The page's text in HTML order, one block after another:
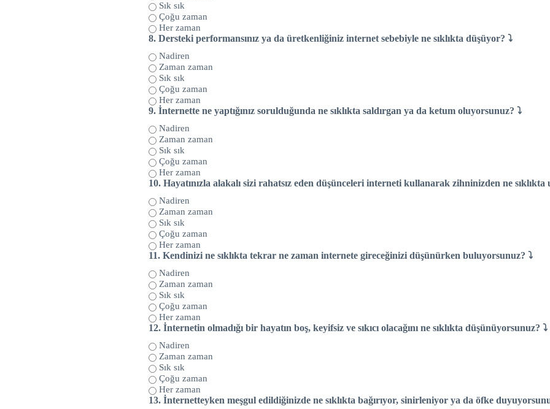
Sık sık
Çoğu zaman
Her zaman
8. Dersteki performansınız ya da üretkenliğiniz internet sebebiyle ne sıklıkta düşüyor? ⤵
Nadiren
Zaman zaman
Sık sık
Çoğu zaman
Her zaman
9. İnternette ne yaptığınız sorulduğunda ne sıklıkta saldırgan ya da ketum oluyorsunuz? ⤵
Nadiren
Zaman zaman
Sık sık
Çoğu zaman
Her zaman
10. Hayatınızla alakalı sizi rahatsız eden düşünceleri interneti kullanarak zihninizden ne sıklıkta
Nadiren
Zaman zaman
Sık sık
Çoğu zaman
Her zaman
11. Kendinizi ne sıklıkta tekrar ne zaman internete gireceğinizi düşünürken buluyorsunuz? ⤵
Nadiren
Zaman zaman
Sık sık
Çoğu zaman
Her zaman
12. İnternetin olmadığı bir hayatın boş, keyifsiz ve sıkıcı olacağını ne sıklıkta düşünüyorsunuz? ⤵
Nadiren
Zaman zaman
Sık sık
Çoğu zaman
Her zaman
13. İnternetteyken meşgul edildiğinizde ne sıklıkta bağırıyor, sinirleniyor ya da öfke